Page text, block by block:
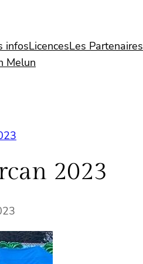
infosLicencesLes Partenaires
Melun
2023